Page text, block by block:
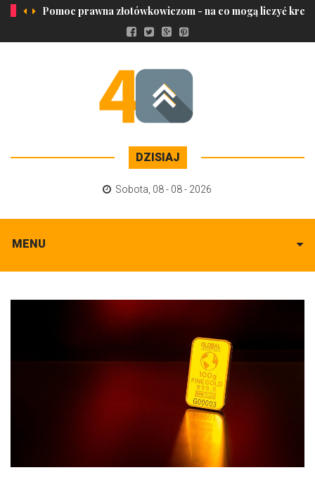
Pomoc prawna złotówkowiczom - na co mogą liczyć
DZISIAJ
Sobota 08 - 08 - 2026
MENU